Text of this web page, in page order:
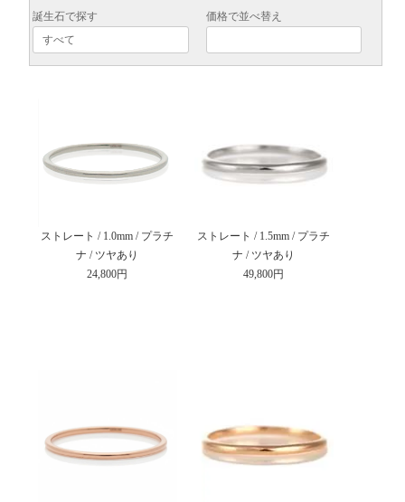
誕生石で探す 価格で並べ替え
ストレート / 1.0mm / プラチ
ナ / ツヤあり
24,800円
ストレート / 1.5mm / プラチ
ナ / ツヤあり
49,800円